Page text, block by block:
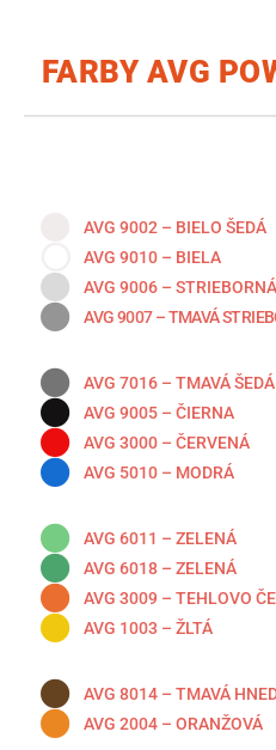
FARBY AVG
AVG 9002 – BIELO ŠEDÁ
AVG 9010 – BIELA
AVG 9006 –
AVG 9007 – TMAVÁ
AVG 7016 – TMAVÁ
AVG 9005 – ČIERNA
AVG 3000 – ČERVENÁ
AVG 5010 – MODRÁ
AVG 6011 – ZELENÁ
AVG 6018 – ZELENÁ
AVG 3009 – TEHLOVO
AVG 1003 – ŽLTÁ
AVG 8014 – TMAVÁ
AVG 2004 – ORANŽOVÁ